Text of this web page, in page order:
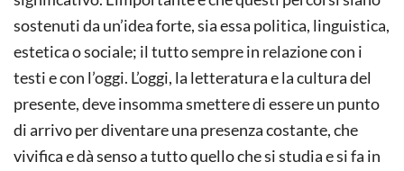
sostenuti da un’idea forte, sia essa politica, linguistica,
estetica o sociale; il tutto sempre in relazione con i
testi e con l’oggi. L’oggi, la letteratura e la cultura del
presente, deve insomma smettere di essere un punto
di arrivo per diventare una presenza costante, che
vivifica e dà senso a tutto quello che si studia e si fa in